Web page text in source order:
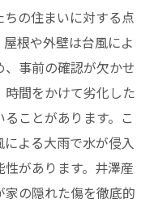
台風対策と密接な
を今すぐ始めよう
中村区など名古屋
績はこちら
の住まいに対する点
根や外壁は台風によ
事前の確認が欠かせ
間をかけて劣化した
ことがあります。こ
よる大雨で水が侵入
があります。井澤産
の隠れた傷を徹底的